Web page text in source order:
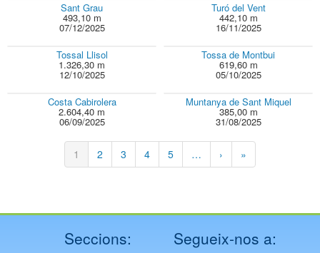
Sant Grau
493,10 m
07/12/2025
Turó del Vent
442,10 m
16/11/2025
Tossal Llisol
1.326,30 m
12/10/2025
Tossa de Montbui
619,60 m
05/10/2025
Costa Cabirolera
2.604,40 m
06/09/2025
Muntanya de Sant Miquel
385,00 m
31/08/2025
Pàgina
actual
1 Pàgina
2 Pàgina
3 Pàgina
4 Pàgina
5 …
Pàgina
següent
›
Última
pàgina
»
Seccions: Segueix-nos a: